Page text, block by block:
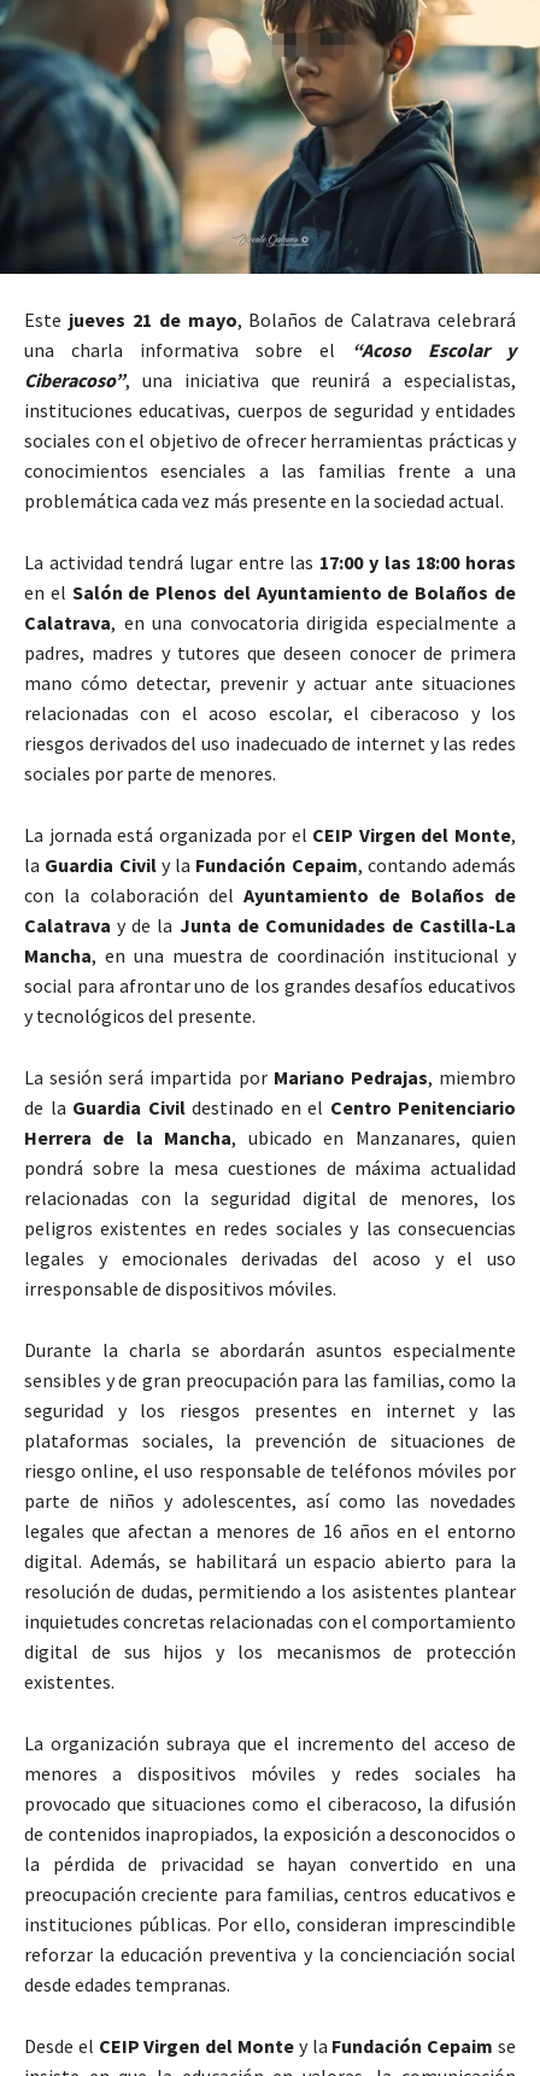
Este jueves 21 de mayo, Bolaños de Calatrava celebrará
una charla informativa sobre el “Acoso Escolar y
Ciberacoso”, una iniciativa que reunirá a especialistas,
instituciones educativas, cuerpos de seguridad y entidades
sociales con el objetivo de ofrecer herramientas prácticas y
conocimientos esenciales a las familias frente a una
problemática cada vez más presente en la sociedad actual.
La actividad tendrá lugar entre las 17:00 y las 18:00 horas
en el Salón de Plenos del Ayuntamiento de Bolaños de
Calatrava, en una convocatoria dirigida especialmente a
padres, madres y tutores que deseen conocer de primera
mano cómo detectar, prevenir y actuar ante situaciones
relacionadas con el acoso escolar, el ciberacoso y los
riesgos derivados del uso inadecuado de internet y las redes
sociales por parte de menores.
La jornada está organizada por el CEIP Virgen del Monte,
la Guardia Civily la Fundación Cepaim, contando además
con la colaboración delAyuntamiento de Bolaños de
Calatrava y de la Junta de Comunidades de Castilla-La
Mancha, en una muestra de coordinación institucional y
social para afrontar uno de los grandes desafíos educativos
y tecnológicos del presente.
La sesión será impartida por Mariano Pedrajas, miembro
de la Guardia Civildestinado en el Centro Penitenciario
Herrera de la Mancha, ubicado en Manzanares, quien
pondrá sobre la mesa cuestiones de máxima actualidad
relacionadas con la seguridad digital de menores, los
peligros existentes en redes sociales y las consecuencias
legales y emocionales derivadas del acoso y el uso
irresponsable de dispositivos móviles.
Durante la charla se abordarán asuntos especialmente
sensibles y de gran preocupación para las familias, como la
seguridad y los riesgos presentes en internet y las
plataformas sociales, la prevención de situaciones de
riesgo online, el uso responsable de teléfonos móviles por
parte de niños y adolescentes, así como las novedades
legales que afectan a menores de 16 años en el entorno
digital. Además, se habilitará un espacio abierto para la
resolución de dudas, permitiendo a los asistentes plantear
inquietudes concretas relacionadas con el comportamiento
digital de sus hijos y los mecanismos de protección
existentes.
La organización subraya que el incremento del acceso de
menores a dispositivos móviles y redes sociales ha
provocado que situaciones como el ciberacoso, la difusión
de contenidos inapropiados, la exposición a desconocidos o
la pérdida de privacidad se hayan convertido en una
preocupación creciente para familias, centros educativos e
instituciones públicas. Por ello, consideran imprescindible
reforzar la educación preventiva y la concienciación social
desde edades tempranas.
Desde el CEIP Virgen del Monte y la Fundación Cepaim se